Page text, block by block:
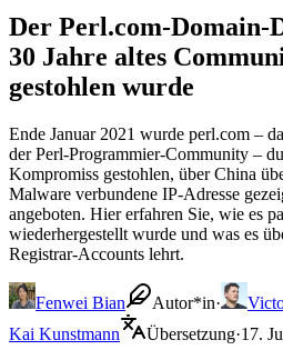
Der Perl.com-Domain-
30 Jahre altes
gestohlen wurde
Ende Januar 2021 wurde perl.com –
der Perl-Programmier-Community –
Kompromiss gestohlen, über China
Malware verbundene IP-Adresse
angeboten. Hier erfahren Sie, wie es
wiederhergestellt wurde und was es
Registrar-Accounts lehrt.
Fenwei Bian Autor*in·
Kai Kunstmann
Übersetzung·17.